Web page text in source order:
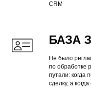
CRM
БАЗА
Не было
по обработке
путали: когда
сделку, а